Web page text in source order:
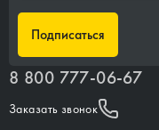
Подписаться
8 800 777-06-67
Заказать звонок